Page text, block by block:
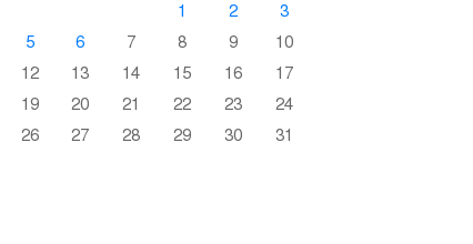
1
2
3
5 6 7 8 9
10
12 13 14 15 16
17
19 20 21 22 23
24
26 27 28 29 30
31